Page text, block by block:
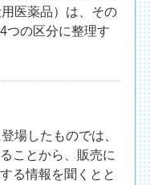
医薬品）は、その
つの区分に整理す
場したものでは、
ことから、販売に
る情報を聞くとと